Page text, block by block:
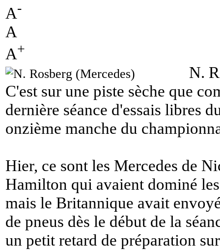
A-
A
A+
N.
C'est sur une piste sèche que
dernière séance d'essais libres
onzième manche du
Hier, ce sont les Mercedes de
Hamilton qui avaient dominé
mais le Britannique avait
de pneus dès le début de la
un petit retard de préparation